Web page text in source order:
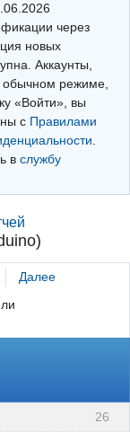
через
новых
Аккаунты,
обычном режиме,
«Войти», вы
с Правилами
в службу
Далее
26